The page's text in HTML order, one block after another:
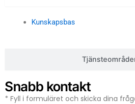
Kunskapsbas
Snabb kontakt
* Fyll i formuläret och skicka dina